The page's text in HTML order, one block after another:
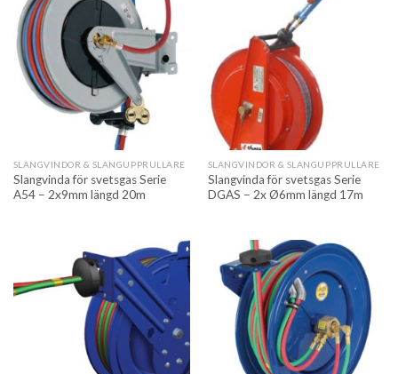
SLANGVINDOR & SLANGUPPRULLARE
Slangvinda för svetsgas Serie
A54 – 2x9mm längd 20m
SLANGVINDOR & SLANGUPPRULLARE
Slangvinda för svetsgas Serie
DGAS – 2x Ø6mm längd 17m